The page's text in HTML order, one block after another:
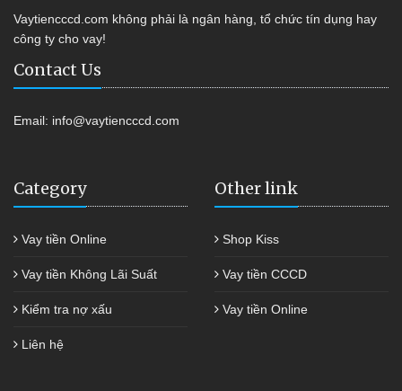
Vaytiencccd.com không phải là ngân hàng, tổ chức tín dụng hay
công ty cho vay!
Contact Us
Email: info@vaytiencccd.com
Category
Vay tiền Online
Vay tiền Không Lãi Suất
Kiểm tra nợ xấu
Liên hệ
Other link
Shop Kiss
Vay tiền CCCD
Vay tiền Online